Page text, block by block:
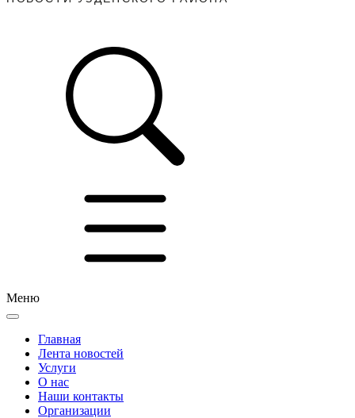
Меню
Главная
Лента новостей
Услуги
О нас
Наши контакты
Организации